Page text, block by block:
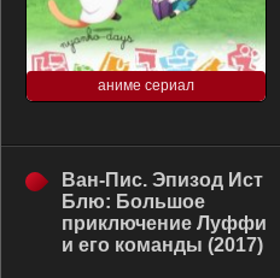
аниме сериал
Ван-Пис. Эпизод Ист
Блю: Большое
приключение Луффи
и его команды (2017)